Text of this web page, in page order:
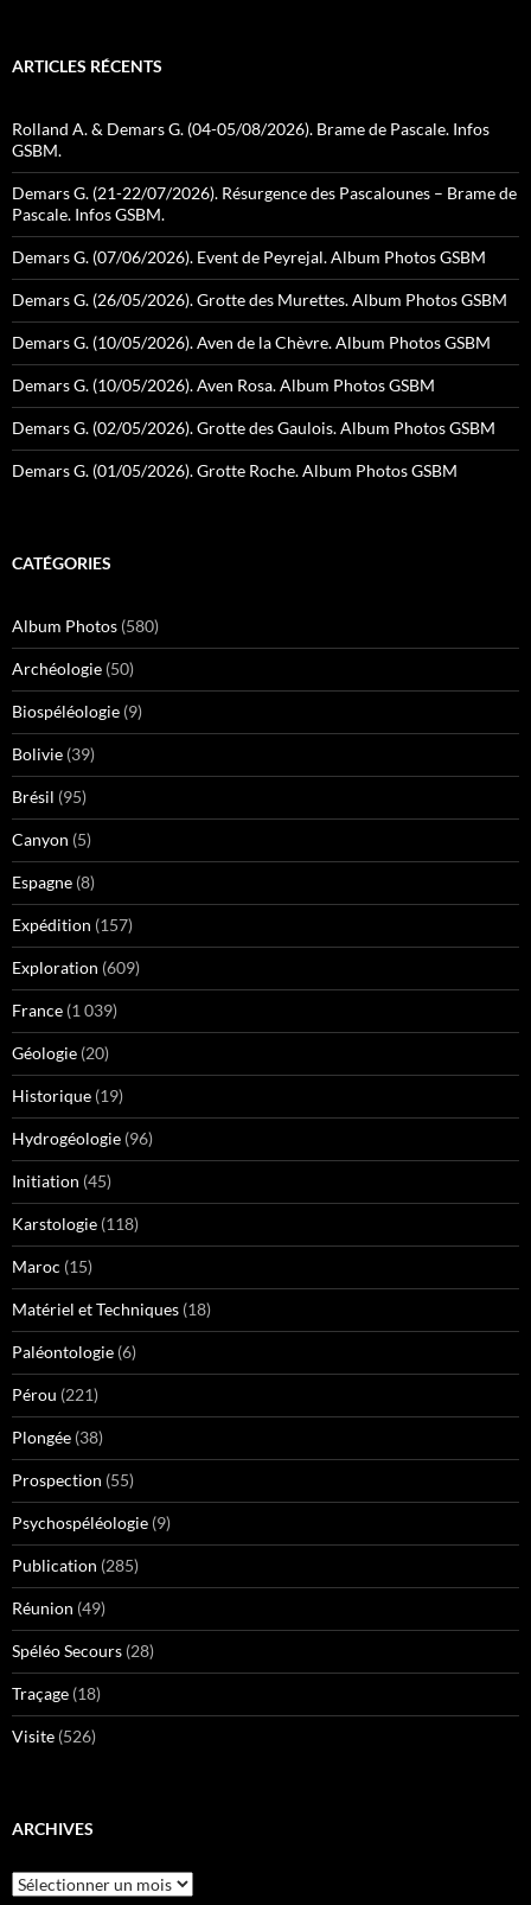
ARTICLES RÉCENTS
Rolland A. & Demars G. (04-05/08/2026). Brame de Pascale. Infos
GSBM.
Demars G. (21-22/07/2026). Résurgence des Pascalounes – Brame de
Pascale. Infos GSBM.
Demars G. (07/06/2026). Event de Peyrejal. Album Photos GSBM
Demars G. (26/05/2026). Grotte des Murettes. Album Photos GSBM
Demars G. (10/05/2026). Aven de la Chèvre. Album Photos GSBM
Demars G. (10/05/2026). Aven Rosa. Album Photos GSBM
Demars G. (02/05/2026). Grotte des Gaulois. Album Photos GSBM
Demars G. (01/05/2026). Grotte Roche. Album Photos GSBM
CATÉGORIES
Album Photos (580)
Archéologie (50)
Biospéléologie (9)
Bolivie (39)
Brésil (95)
Canyon (5)
Espagne (8)
Expédition (157)
Exploration (609)
France (1 039)
Géologie (20)
Historique (19)
Hydrogéologie (96)
Initiation (45)
Karstologie (118)
Maroc (15)
Matériel et Techniques (18)
Paléontologie (6)
Pérou (221)
Plongée (38)
Prospection (55)
Psychospéléologie (9)
Publication (285)
Réunion (49)
Spéléo Secours (28)
Traçage (18)
Visite (526)
ARCHIVES
Archives